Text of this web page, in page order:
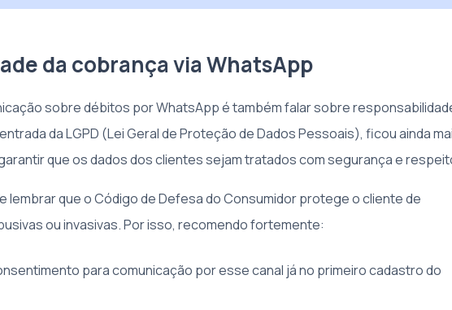
da cobrança via WhatsApp
sobre débitos por WhatsApp é também falar sobre
da LGPD (Lei Geral de Proteção de Dados Pessoais), ficou ainda
que os dados dos clientes sejam tratados com segurança e
lembrar que o Código de Defesa do Consumidor protege o cliente de
ou invasivas. Por isso, recomendo fortemente:
para comunicação por esse canal já no primeiro cadastro do